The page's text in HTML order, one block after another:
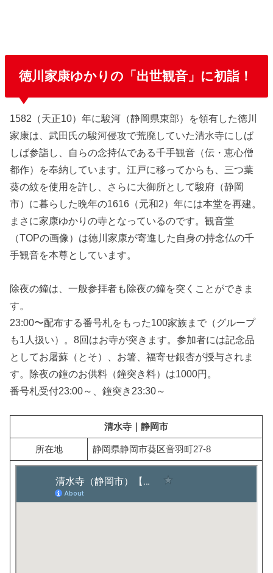
徳川家康ゆかりの「出世観音」に初詣！
1582（天正10）年に駿河（静岡県東部）を領有した徳川
家康は、武田氏の駿河侵攻で荒廃していた清水寺にしば
しば参詣し、自らの念持仏である千手観音（伝・恵心僧
都作）を奉納しています。江戸に移ってからも、三つ葉
葵の紋を使用を許し、さらに大御所として駿府（静岡
市）に暮らした晩年の1616（元和2）年には本堂を再建。
まさに家康ゆかりの寺となっているのです。観音堂
（TOPの画像）は徳川家康が寄進した自身の持念仏の千
手観音を本尊としています。
除夜の鐘は、一般参拝者も除夜の鐘を突くことができま
す。
23:00〜配布する番号札をもった100家族まで（グループ
も1人扱い）。8回はお寺が突きます。参加者には記念品
としてお屠蘇（とそ）、お箸、福寄せ銀杏が授与されま
す。除夜の鐘のお供料（鐘突き料）は1000円。
番号札受付23:00～、鐘突き23:30～
清水寺｜静岡市
所在地 静岡県静岡市葵区音羽町27-8